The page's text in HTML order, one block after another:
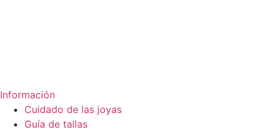
Información
Cuidado de las joyas
Guía de tallas